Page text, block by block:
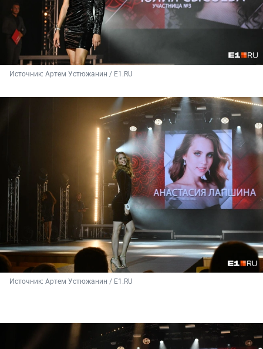
Источник: Артем Устюжанин / Е1.RU
Источник: Артем Устюжанин / Е1.RU